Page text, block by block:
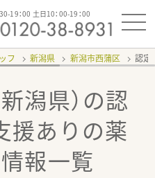
19：00 土日10：00-19：00
フ 新潟県 新潟市西蒲区 認定
潟県）の認
援あり の薬
報一覧